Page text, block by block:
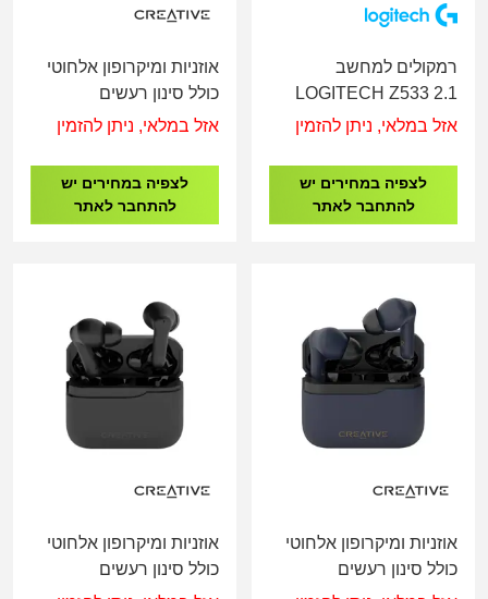
רמקולים למחשב
LOGITECH Z533 2.1
Speaker
אזל במלאי, ניתן להזמין
לצפיה במחירים יש
להתחבר לאתר
אוזניות ומיקרופון אלחוטי
כולל סינון רעשים
Creative Zen Air Plus
אזל במלאי, ניתן להזמין
לצפיה במחירים יש
להתחבר לאתר
אוזניות ומיקרופון אלחוטי
כולל סינון רעשים
אוזניות ומיקרופון אלחוטי
כולל סינון רעשים